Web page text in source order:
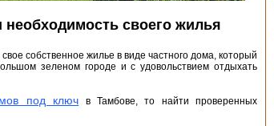
необходимость своего жилья
собственное жилье в виде частного дома, который
зеленом городе и с удовольствием отдыхать
под ключ в Тамбове, то найти проверенных